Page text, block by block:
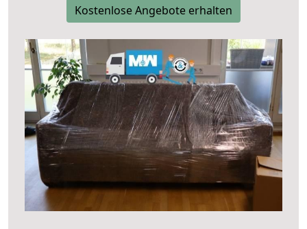
Kostenlose Angebote erhalten